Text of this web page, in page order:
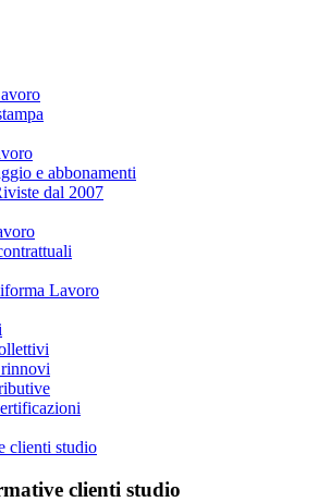
e abbonamenti
dal 2007
Lavoro
clienti studio
clienti studio